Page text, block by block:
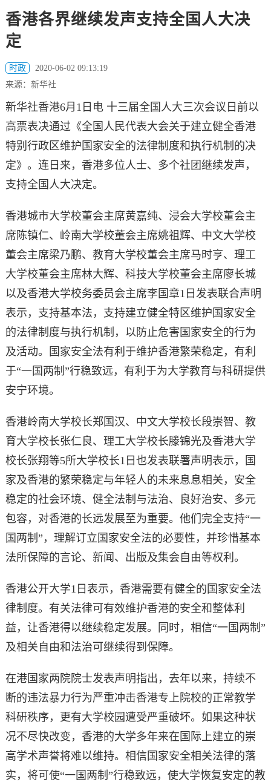
香港各界继续发声支持全国人大决
定
时政
2020-06-02 09:13:19
来源：新华社
新华社香港6月1日电 十三届全国人大三次会议日前以
高票表决通过《全国人民代表大会关于建立健全香港
特别行政区维护国家安全的法律制度和执行机制的决
定》。连日来，香港多位人士、多个社团继续发声，
支持全国人大决定。
香港城市大学校董会主席黄嘉纯、浸会大学校董会主
席陈镇仁、岭南大学校董会主席姚祖辉、中文大学校
董会主席梁乃鹏、教育大学校董会主席马时亨、理工
大学校董会主席林大辉、科技大学校董会主席廖长城
以及香港大学校务委员会主席李国章1日发表联合声明
表示，支持基本法，支持建立健全特区维护国家安全
的法律制度与执行机制，以防止危害国家安全的行为
及活动。国家安全法有利于维护香港繁荣稳定，有利
于“一国两制”行稳致远，有利于为大学教育与科研提供
安宁环境。
香港岭南大学校长郑国汉、中文大学校长段崇智、教
育大学校长张仁良、理工大学校长滕锦光及香港大学
校长张翔等5所大学校长1日也发表联署声明表示，国
家及香港的繁荣稳定与年轻人的未来息息相关，安全
稳定的社会环境、健全法制与法治、良好治安、多元
包容，对香港的长远发展至为重要。他们完全支持“一
国两制”，理解订立国家安全法的必要性，并珍惜基本
法所保障的言论、新闻、出版及集会自由等权利。
香港公开大学1日表示，香港需要有健全的国家安全法
律制度。有关法律可有效维护香港的安全和整体利
益，让香港得以继续稳定发展。同时，相信“一国两制”
及相关自由和法治可继续得到保障。
在港国家两院院士发表声明指出，去年以来，持续不
断的违法暴力行为严重冲击香港专上院校的正常教学
科研秩序，更有大学校园遭受严重破坏。如果这种状
况不尽快改变，香港的大学多年来在国际上建立的崇
高学术声誉将难以维持。相信国家安全相关法律的落
实，将可使“一国两制”行稳致远，使大学恢复安定的教